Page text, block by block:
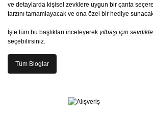
ve detaylarda kişisel zevklere uygun bir çanta
tarzını tamamlayacak ve ona özel bir hediye
İşte tüm bu başlıkları inceleyerek yılbaşı için
seçebilirsiniz.
Tüm Bloglar